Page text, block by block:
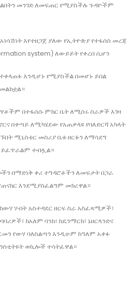
መንገድ ለመፍጠር የሚያስችሉ ጉዳዮችም
እየተዘጋጀ ያለው የኢትዮጵያ የተፋሰስ መረጃ
system) ለውይይት የቀረበ ሲሆን
እንዲሆኑ የሚያስችል በመሆኑ ይበል
በተፋሰሱ ምክር ቤት ለሚሰሩ ስራዎች እገዛ
በቀጣይ ለሚካሄደው የአጠቃላዩ የባለድርሻ አካላት
ሚኒስቴር መስሪያ ቤቱ ዘርፉን ለማሳደግ
ተብሏል።
በማድነቅ ቀሪ ተግዳሮቶችን ለመፍታት በጋራ
እንደሚያስፈልግም መክረዋል።
ሃብት አስተዳደር ዘርፍ ስራ አስፈጻሚዎች፣
ከአለም ባንክ፣ ከዴንማርክ፣ ኔዘርላንድና
የውሃ ባለስልጣን እንዲሁም ከዓለም አቀፉ
ወኪሎች ተሳትፈዋል።